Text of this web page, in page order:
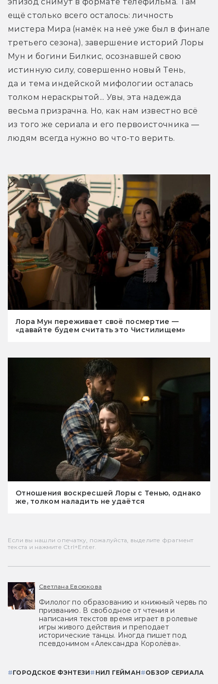
эпизод снимут в формате телефильма. Там
ещё столько всего осталось: личность
мистера Мира (намёк на неё уже был в финале
третьего сезона), завершение историй Лоры
Мун и богини Билкис, осознавшей свою
истинную силу, совершенно новый Тень,
да и тема индейской мифологии осталась
толком нераскрытой... Увы, эта надежда
весьма призрачна. Но, как нам известно всё
из того же сериала и его первоисточника —
людям всегда нужно во что-то верить.
Лора Мун переживает своё посмертие —
«давайте будем считать это Чистилищем»
Отношения воскресшей Лоры с Тенью, однако
же, толком наладить не удаётся
Если вы нашли опечатку, пожалуйста, выделите фрагмент
текста и нажмите Ctrl+Enter.
Светлана Евсюкова
Филолог по образованию и книжный червь по
призванию. В свободное от чтения и
написания текстов время играет в ролевые
игры живого действия и преподает
исторические танцы. Иногда пишет под
псевдонимом «Александра Королёва».
#ГОРОДСКОЕ ФЭНТЕЗИ# НИЛ ГЕЙМАН#ОБЗОР СЕРИАЛА